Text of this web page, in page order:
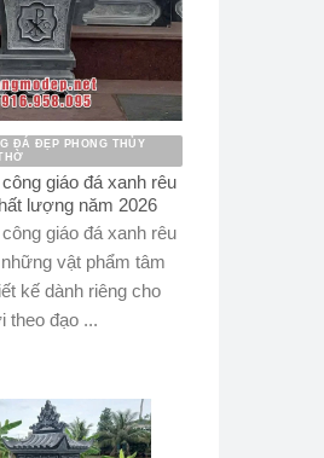
ĐÁ ĐẸP PHONG THỦY
giáo đá xanh rêu
lượng năm 2026
giáo đá xanh rêu
vật phẩm tâm
kế dành riêng cho
theo đạo ...